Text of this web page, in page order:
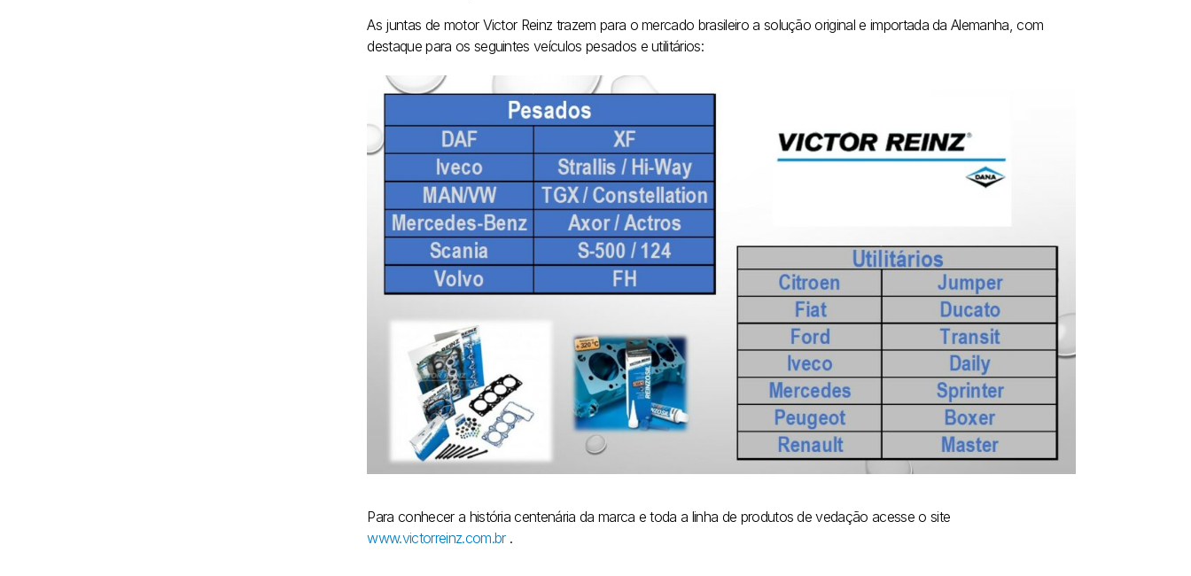
As juntas de motor Victor Reinz trazem para o mercado brasileiro a solução original e importada da Alemanha, com
destaque para os seguintes veículos pesados e utilitários:
Para conhecer a história centenária da marca e toda a linha de produtos de vedação acesse o site
www.victorreinz.com.br.